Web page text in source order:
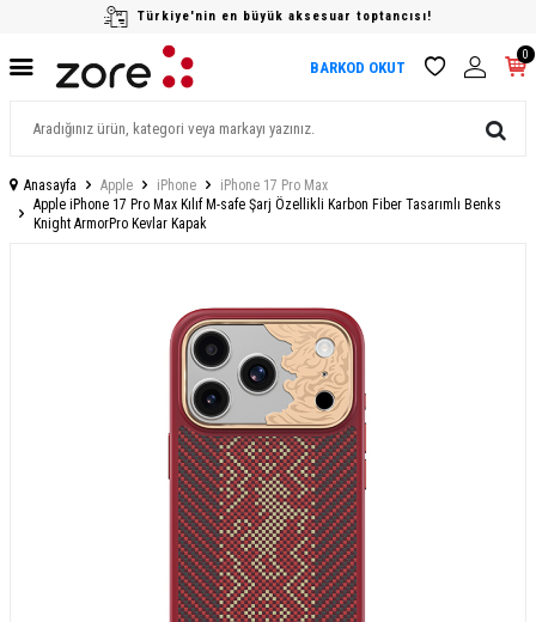
Türkiye'nin en büyük aksesuar toptancısı!
BARKOD OKUT
0
Anasayfa Apple iPhone
iPhone 17 Pro Max
Apple iPhone 17 Pro Max Kılıf M-safe Şarj Özellikli Karbon Fiber Tasarımlı Benks
Knight ArmorPro Kevlar Kapak